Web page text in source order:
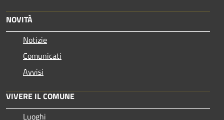
NOVITÀ
Notizie
Comunicati
Avvisi
VIVERE IL COMUNE
Luoghi